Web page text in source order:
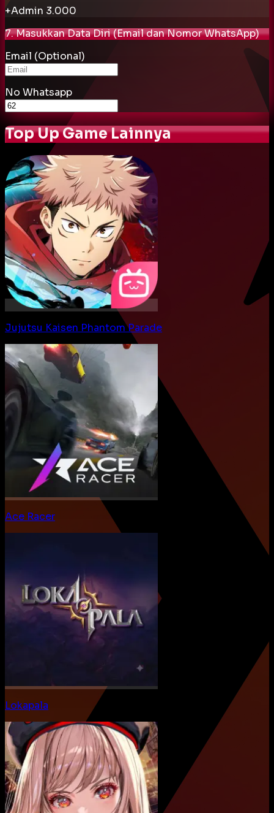
+Admin 3.000
7. Masukkan Data Diri (Email dan Nomor WhatsApp)
Email (Optional)
No Whatsapp
Top Up Game Lainnya
Jujutsu Kaisen Phantom Parade
Ace Racer
Lokapala